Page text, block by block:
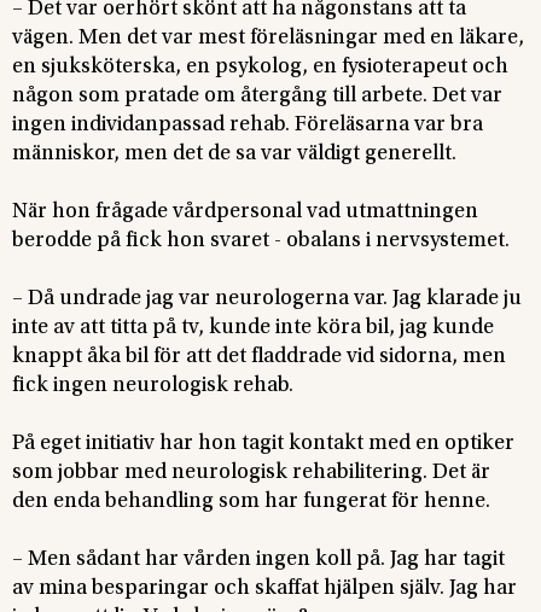
– Det var oerhört skönt att ha någonstans att ta
vägen. Men det var mest föreläsningar med en läkare,
en sjuksköterska, en psykolog, en fysioterapeut och
någon som pratade om återgång till arbete. Det var
ingen individanpassad rehab. Föreläsarna var bra
människor, men det de sa var väldigt generellt.
När hon frågade vårdpersonal vad utmattningen
berodde på fick hon svaret - obalans i nervsystemet.
– Då undrade jag var neurologerna var. Jag klarade ju
inte av att titta på tv, kunde inte köra bil, jag kunde
knappt åka bil för att det fladdrade vid sidorna, men
fick ingen neurologisk rehab.
På eget initiativ har hon tagit kontakt med en optiker
som jobbar med neurologisk rehabilitering. Det är
den enda behandling som har fungerat för henne.
– Men sådant har vården ingen koll på. Jag har tagit
av mina besparingar och skaffat hjälpen själv. Jag har